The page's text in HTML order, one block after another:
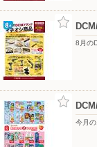
8月の
今月の